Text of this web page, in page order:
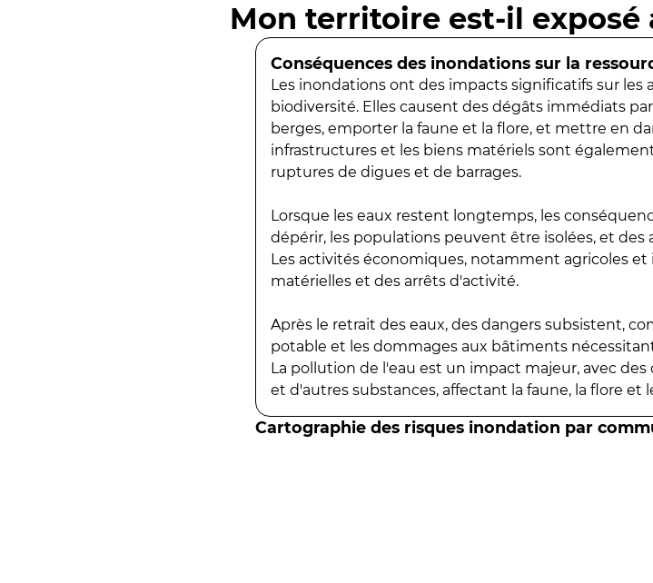
Mon territoire est-il
Conséquences des inondations sur la
Les inondations ont des impacts significatifs sur
biodiversité. Elles causent des dégâts immédiats
berges, emporter la faune et la flore, et mettre en
infrastructures et les biens matériels sont
ruptures de digues et de barrages.
Lorsque les eaux restent longtemps, les
dépérir, les populations peuvent être isolées, et
Les activités économiques, notamment agricoles
matérielles et des arrêts d'activité.
Après le retrait des eaux, des dangers subsistent,
potable et les dommages aux bâtiments
La pollution de l'eau est un impact majeur, avec
et d'autres substances, affectant la faune, la flore et
Cartographie des risques inondation par